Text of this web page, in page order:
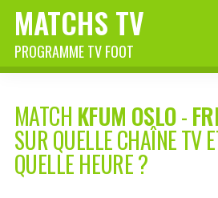
MATCHS TV
PROGRAMME TV FOOT
MATCH KFUM OSLO-
SUR QUELLE CHAÎNE TV
QUELLE HEURE ?